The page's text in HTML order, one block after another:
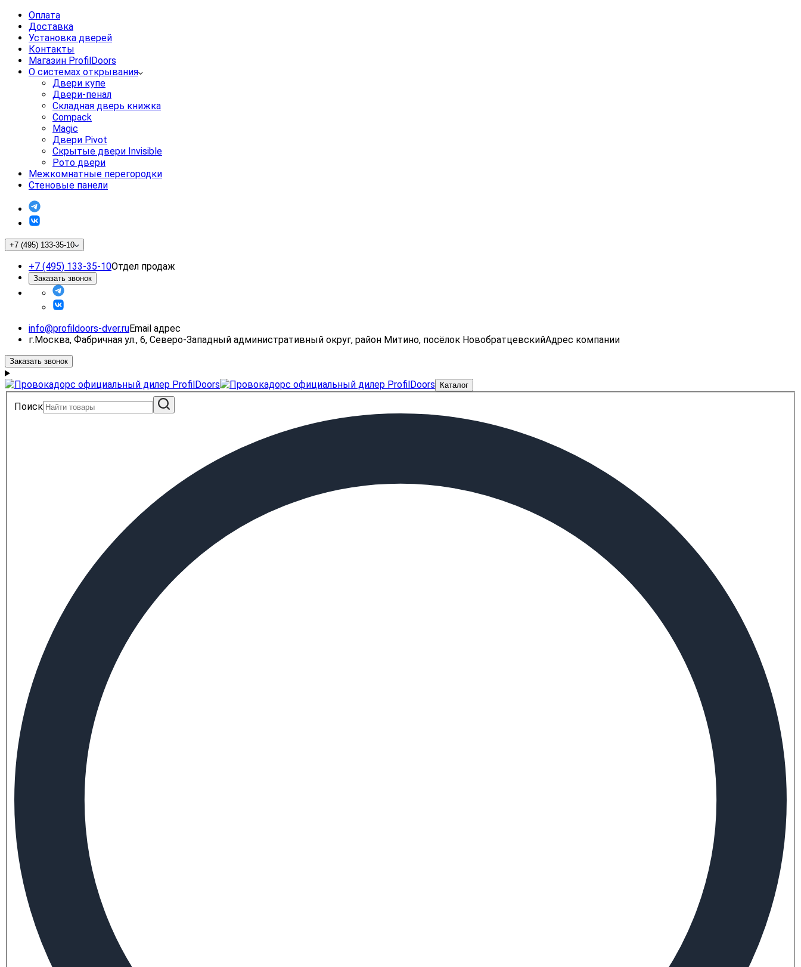
Оплата
Доставка
Установка дверей
Контакты
Магазин ProfilDoors
О системах открывания
Двери купе
Двери-пенал
Складная дверь книжка
Compack
Magic
Двери Pivot
Скрытые двери Invisible
Рото двери
Межкомнатные перегородки
Стеновые панели
+7 (495) 133-35-10
+7 (495) 133-35-10Отдел продаж
Заказать звонок
info@profildoors-dver.ruEmail адрес
г.Москва, Фабричная ул., 6, Северо-Западный административный округ, район Митино, посёлок НовобратцевскийАдрес компании
Заказать звонок
Каталог
Поиск